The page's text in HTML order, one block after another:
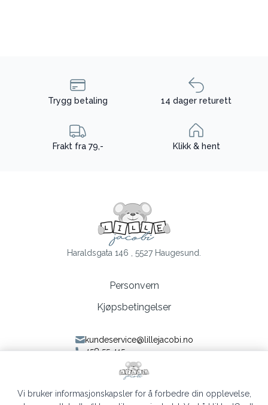
Trygg betaling 14 dager returett
Frakt fra 79,- Klikk & hent
Haraldsgata 146 , 5527 Haugesund.
Personvern
Kjøpsbetingelser
kundeservice@lillejacobi.no
458 55 415
Følg oss på Facebook
Følg oss på Instagram
Vi bruker informasjonskapsler for å forbedre din opplevelse,